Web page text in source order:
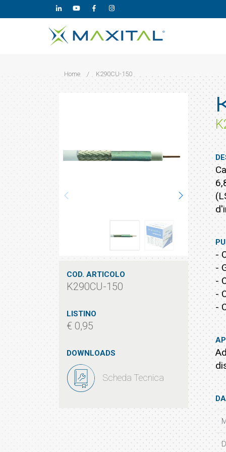
Home / K290CU-150
COD. ARTICOLO
K290CU-150
LISTINO
€ 0,95
DOWNLOADS
Scheda Tecnica
-
-
-
-
-